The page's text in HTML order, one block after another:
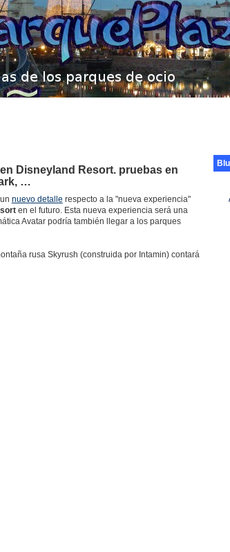
Disneyland Resort. pruebas en
…
nuevo detalle respecto a la "nueva experiencia"
en el futuro. Esta nueva experiencia será una
Avatar podría también llegar a los parques
rusa Skyrush (construida por Intamin) contará